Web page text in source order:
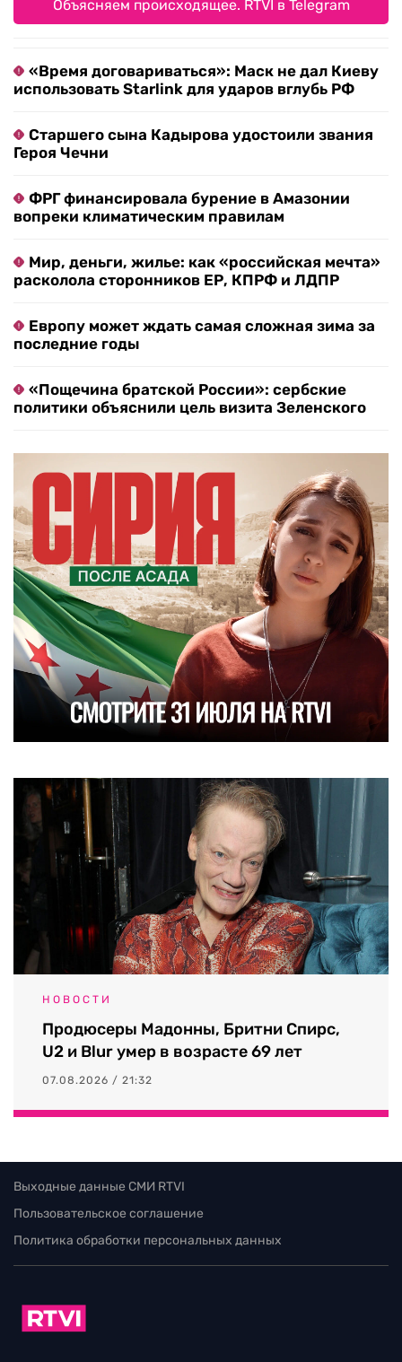
Объясняем происходящее. RTVI в Telegram
«Время договариваться»: Маск не дал Киеву
использовать Starlink для ударов вглубь РФ
Старшего сына Кадырова удостоили звания
Героя Чечни
ФРГ финансировала бурение в Амазонии
вопреки климатическим правилам
Мир, деньги, жилье: как «российская мечта»
расколола сторонников ЕР, КПРФ и ЛДПР
Европу может ждать самая сложная зима за
последние годы
«Пощечина братской России»: сербские
политики объяснили цель визита Зеленского
НОВОСТИ
Продюсеры Мадонны, Бритни Спирс,
U2 и Blur умер в возрасте 69 лет
07.08.2026 / 21:32
Выходные данные СМИ RTVI
Пользовательское соглашение
Политика обработки персональных данных